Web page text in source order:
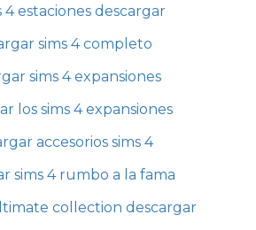
4 estaciones descargar
sims 4 completo
sims 4 expansiones
los sims 4 expansiones
accesorios sims 4
sims 4 rumbo a la fama
collection descargar